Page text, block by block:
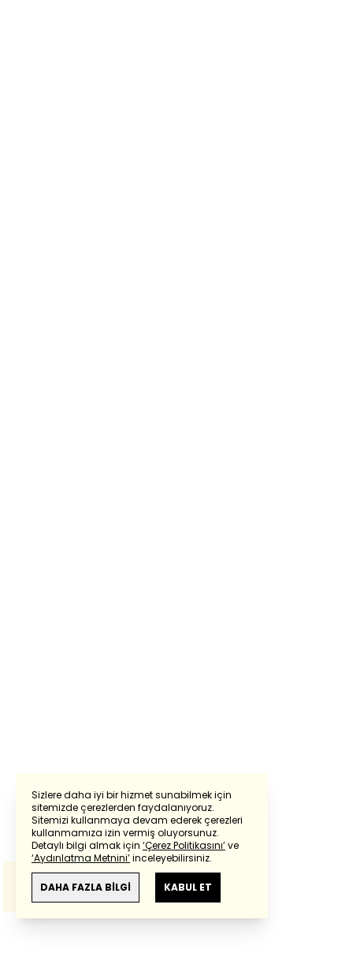
Sizlere daha iyi bir hizmet sunabilmek için
sitemizde çerezlerden faydalanıyoruz.
Sitemizi kullanmaya devam ederek çerezleri
kullanmamıza izin vermiş oluyorsunuz.
Detaylı bilgi almak için ‘Çerez Politikasını’ve
‘Aydınlatma Metnini’inceleyebilirsiniz.
DAHA FAZLA BİLGİ KABUL ET
Powered by Translate
Bu çevirideGoogle Transletekullanılmıştır.
Anlam ve çeviri hatalarından
haberturk.com
sorumlu değildir.